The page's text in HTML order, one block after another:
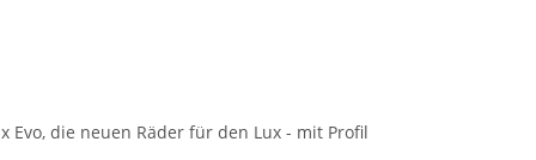
Evo, die neuen Räder für den Lux - mit Profil